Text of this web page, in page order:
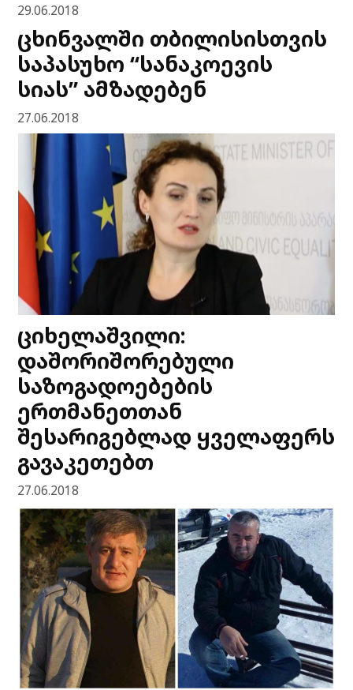
29.06.2018
ცხინვალში თბილისისთვის
საპასუხო “სანაკოევის
სიას” ამზადებენ
27.06.2018
ციხელაშვილი:
დაშორიშორებული
საზოგადოებების
ერთმანეთთან
შესარიგებლად ყველაფერს
გავაკეთებთ
27.06.2018